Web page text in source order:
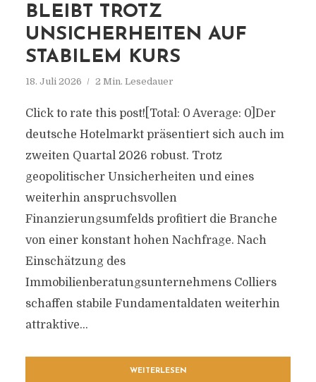
BLEIBT TROTZ
UNSICHERHEITEN AUF
STABILEM KURS
18. Juli 2026 2 Min. Lesedauer
Click to rate this post![Total: 0 Average: 0]Der
deutsche Hotelmarkt präsentiert sich auch im
zweiten Quartal 2026 robust. Trotz
geopolitischer Unsicherheiten und eines
weiterhin anspruchsvollen
Finanzierungsumfelds profitiert die Branche
von einer konstant hohen Nachfrage. Nach
Einschätzung des
Immobilienberatungsunternehmens Colliers
schaffen stabile Fundamentaldaten weiterhin
attraktive...
WEITERLESEN